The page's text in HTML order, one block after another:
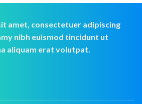
amet, consectetuer adipiscing
nibh euismod tincidunt ut
aliquam erat volutpat.